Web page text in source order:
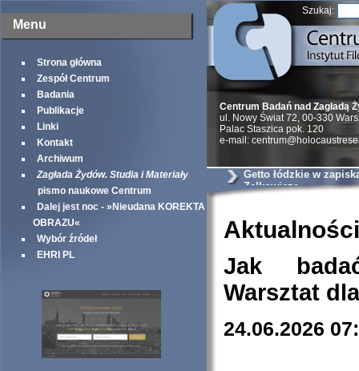
Menu
Strona główna
Zespół Centrum
Badania
Publikacje
Linki
Kontakt
Archiwum
Zagłada Żydów. Studia i Materiały
pismo naukowe Centrum
Dalej jest noc - »Nieudana KOREKTA
OBRAZU«
Wybór źródeł
EHRI PL
Szukaj:
Centrum Badań nad Zagładą
ul. Nowy Świat 72, 00-330
Palac Staszica pok. 120
e-mail:
Getto łódzkie w
Zelkowicza
Aktualności
Jak
Warsztat
24.06.2026